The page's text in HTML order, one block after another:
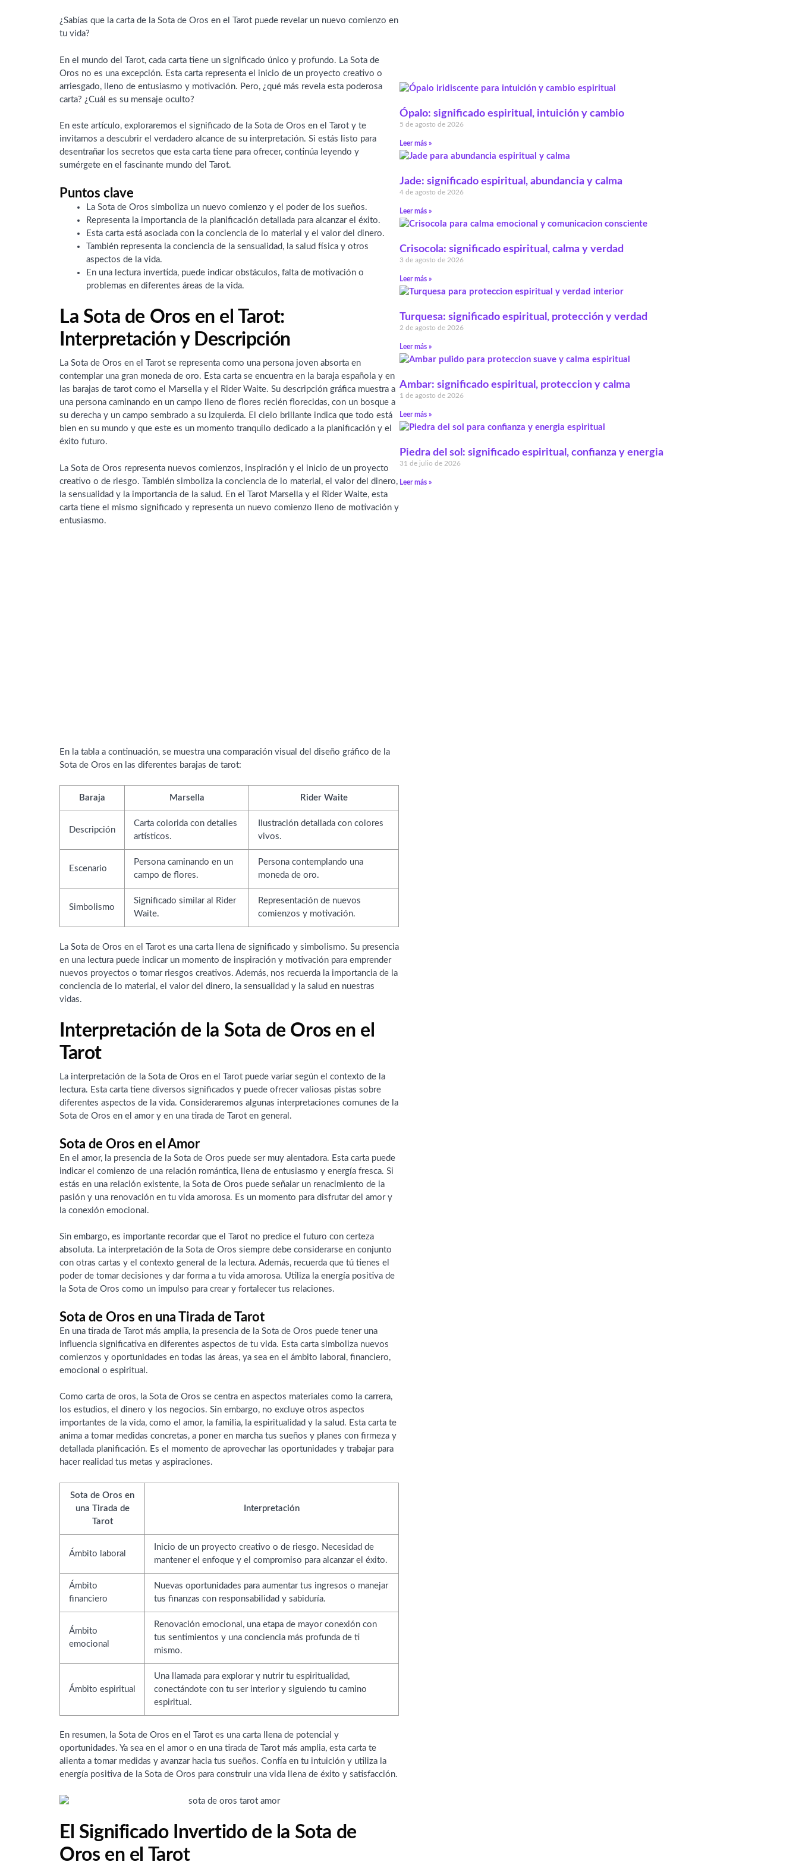
¿Sabías que la carta de la Sota de Oros en el Tarot puede revelar un nuevo comienzo en
tu vida?
En el mundo del Tarot, cada carta tiene un significado único y profundo. La Sota de
Oros no es una excepción. Esta carta representa el inicio de un proyecto creativo o
arriesgado, lleno de entusiasmo y motivación. Pero, ¿qué más revela esta poderosa
carta? ¿Cuál es su mensaje oculto?
En este artículo, exploraremos el significado de la Sota de Oros en el Tarot y te
invitamos a descubrir el verdadero alcance de su interpretación. Si estás listo para
desentrañar los secretos que esta carta tiene para ofrecer, continúa leyendo y
sumérgete en el fascinante mundo del Tarot.
Puntos clave
La Sota de Oros simboliza un nuevo comienzo y el poder de los sueños.
Representa la importancia de la planificación detallada para alcanzar el éxito.
Esta carta está asociada con la conciencia de lo material y el valor del dinero.
También representa la conciencia de la sensualidad, la salud física y otros
aspectos de la vida.
En una lectura invertida, puede indicar obstáculos, falta de motivación o
problemas en diferentes áreas de la vida.
La Sota de Oros en el Tarot:
Interpretación y Descripción
La Sota de Oros en el Tarot se representa como una persona joven absorta en
contemplar una gran moneda de oro. Esta carta se encuentra en la baraja española y en
las barajas de tarot como el Marsella y el Rider Waite. Su descripción gráfica muestra a
una persona caminando en un campo lleno de flores recién florecidas, con un bosque a
su derecha y un campo sembrado a su izquierda. El cielo brillante indica que todo está
bien en su mundo y que este es un momento tranquilo dedicado a la planificación y el
éxito futuro.
La Sota de Oros representa nuevos comienzos, inspiración y el inicio de un proyecto
creativo o de riesgo. También simboliza la conciencia de lo material, el valor del dinero,
la sensualidad y la importancia de la salud. En el Tarot Marsella y el Rider Waite, esta
carta tiene el mismo significado y representa un nuevo comienzo lleno de motivación y
entusiasmo.
En la tabla a continuación, se muestra una comparación visual del diseño gráfico de la
Sota de Oros en las diferentes barajas de tarot:
Baraja Marsella Rider Waite
Descripción
Carta colorida con detalles
artísticos.
Ilustración detallada con colores
vivos.
Escenario
Persona caminando en un
campo de flores.
Persona contemplando una
moneda de oro.
Simbolismo
Significado similar al Rider
Waite.
Representación de nuevos
comienzos y motivación.
La Sota de Oros en el Tarot es una carta llena de significado y simbolismo. Su presencia
en una lectura puede indicar un momento de inspiración y motivación para emprender
nuevos proyectos o tomar riesgos creativos. Además, nos recuerda la importancia de la
conciencia de lo material, el valor del dinero, la sensualidad y la salud en nuestras
vidas.
Interpretación de la Sota de Oros en el
Tarot
La interpretación de la Sota de Oros en el Tarot puede variar según el contexto de la
lectura. Esta carta tiene diversos significados y puede ofrecer valiosas pistas sobre
diferentes aspectos de la vida. Consideraremos algunas interpretaciones comunes de la
Sota de Oros en el amor y en una tirada de Tarot en general.
Sota de Oros en el Amor
En el amor, la presencia de la Sota de Oros puede ser muy alentadora. Esta carta puede
indicar el comienzo de una relación romántica, llena de entusiasmo y energía fresca. Si
estás en una relación existente, la Sota de Oros puede señalar un renacimiento de la
pasión y una renovación en tu vida amorosa. Es un momento para disfrutar del amor y
la conexión emocional.
Sin embargo, es importante recordar que el Tarot no predice el futuro con certeza
absoluta. La interpretación de la Sota de Oros siempre debe considerarse en conjunto
con otras cartas y el contexto general de la lectura. Además, recuerda que tú tienes el
poder de tomar decisiones y dar forma a tu vida amorosa. Utiliza la energía positiva de
la Sota de Oros como un impulso para crear y fortalecer tus relaciones.
Sota de Oros en una Tirada de Tarot
En una tirada de Tarot más amplia, la presencia de la Sota de Oros puede tener una
influencia significativa en diferentes aspectos de tu vida. Esta carta simboliza nuevos
comienzos y oportunidades en todas las áreas, ya sea en el ámbito laboral, financiero,
emocional o espiritual.
Como carta de oros, la Sota de Oros se centra en aspectos materiales como la carrera,
los estudios, el dinero y los negocios. Sin embargo, no excluye otros aspectos
importantes de la vida, como el amor, la familia, la espiritualidad y la salud. Esta carta te
anima a tomar medidas concretas, a poner en marcha tus sueños y planes con firmeza y
detallada planificación. Es el momento de aprovechar las oportunidades y trabajar para
hacer realidad tus metas y aspiraciones.
Sota de Oros en
una Tirada de
Tarot
Interpretación
Ámbito laboral
Inicio de un proyecto creativo o de riesgo. Necesidad de
mantener el enfoque y el compromiso para alcanzar el éxito.
Ámbito
financiero
Nuevas oportunidades para aumentar tus ingresos o manejar
tus finanzas con responsabilidad y sabiduría.
Ámbito
emocional
Renovación emocional, una etapa de mayor conexión con
tus sentimientos y una conciencia más profunda de ti
mismo.
Ámbito espiritual
Una llamada para explorar y nutrir tu espiritualidad,
conectándote con tu ser interior y siguiendo tu camino
espiritual.
En resumen, la Sota de Oros en el Tarot es una carta llena de potencial y
oportunidades. Ya sea en el amor o en una tirada de Tarot más amplia, esta carta te
alienta a tomar medidas y avanzar hacia tus sueños. Confía en tu intuición y utiliza la
energía positiva de la Sota de Oros para construir una vida llena de éxito y satisfacción.
El Significado Invertido de la Sota de
Oros en el Tarot
Ópalo: significado espiritual, intuición y cambio
5 de agosto de 2026
Leer más »
Jade: significado espiritual, abundancia y calma
4 de agosto de 2026
Leer más »
Crisocola: significado espiritual, calma y verdad
3 de agosto de 2026
Leer más »
Turquesa: significado espiritual, protección y verdad
2 de agosto de 2026
Leer más »
Ambar: significado espiritual, proteccion y calma
1 de agosto de 2026
Leer más »
Piedra del sol: significado espiritual, confianza y energia
31 de julio de 2026
Leer más »